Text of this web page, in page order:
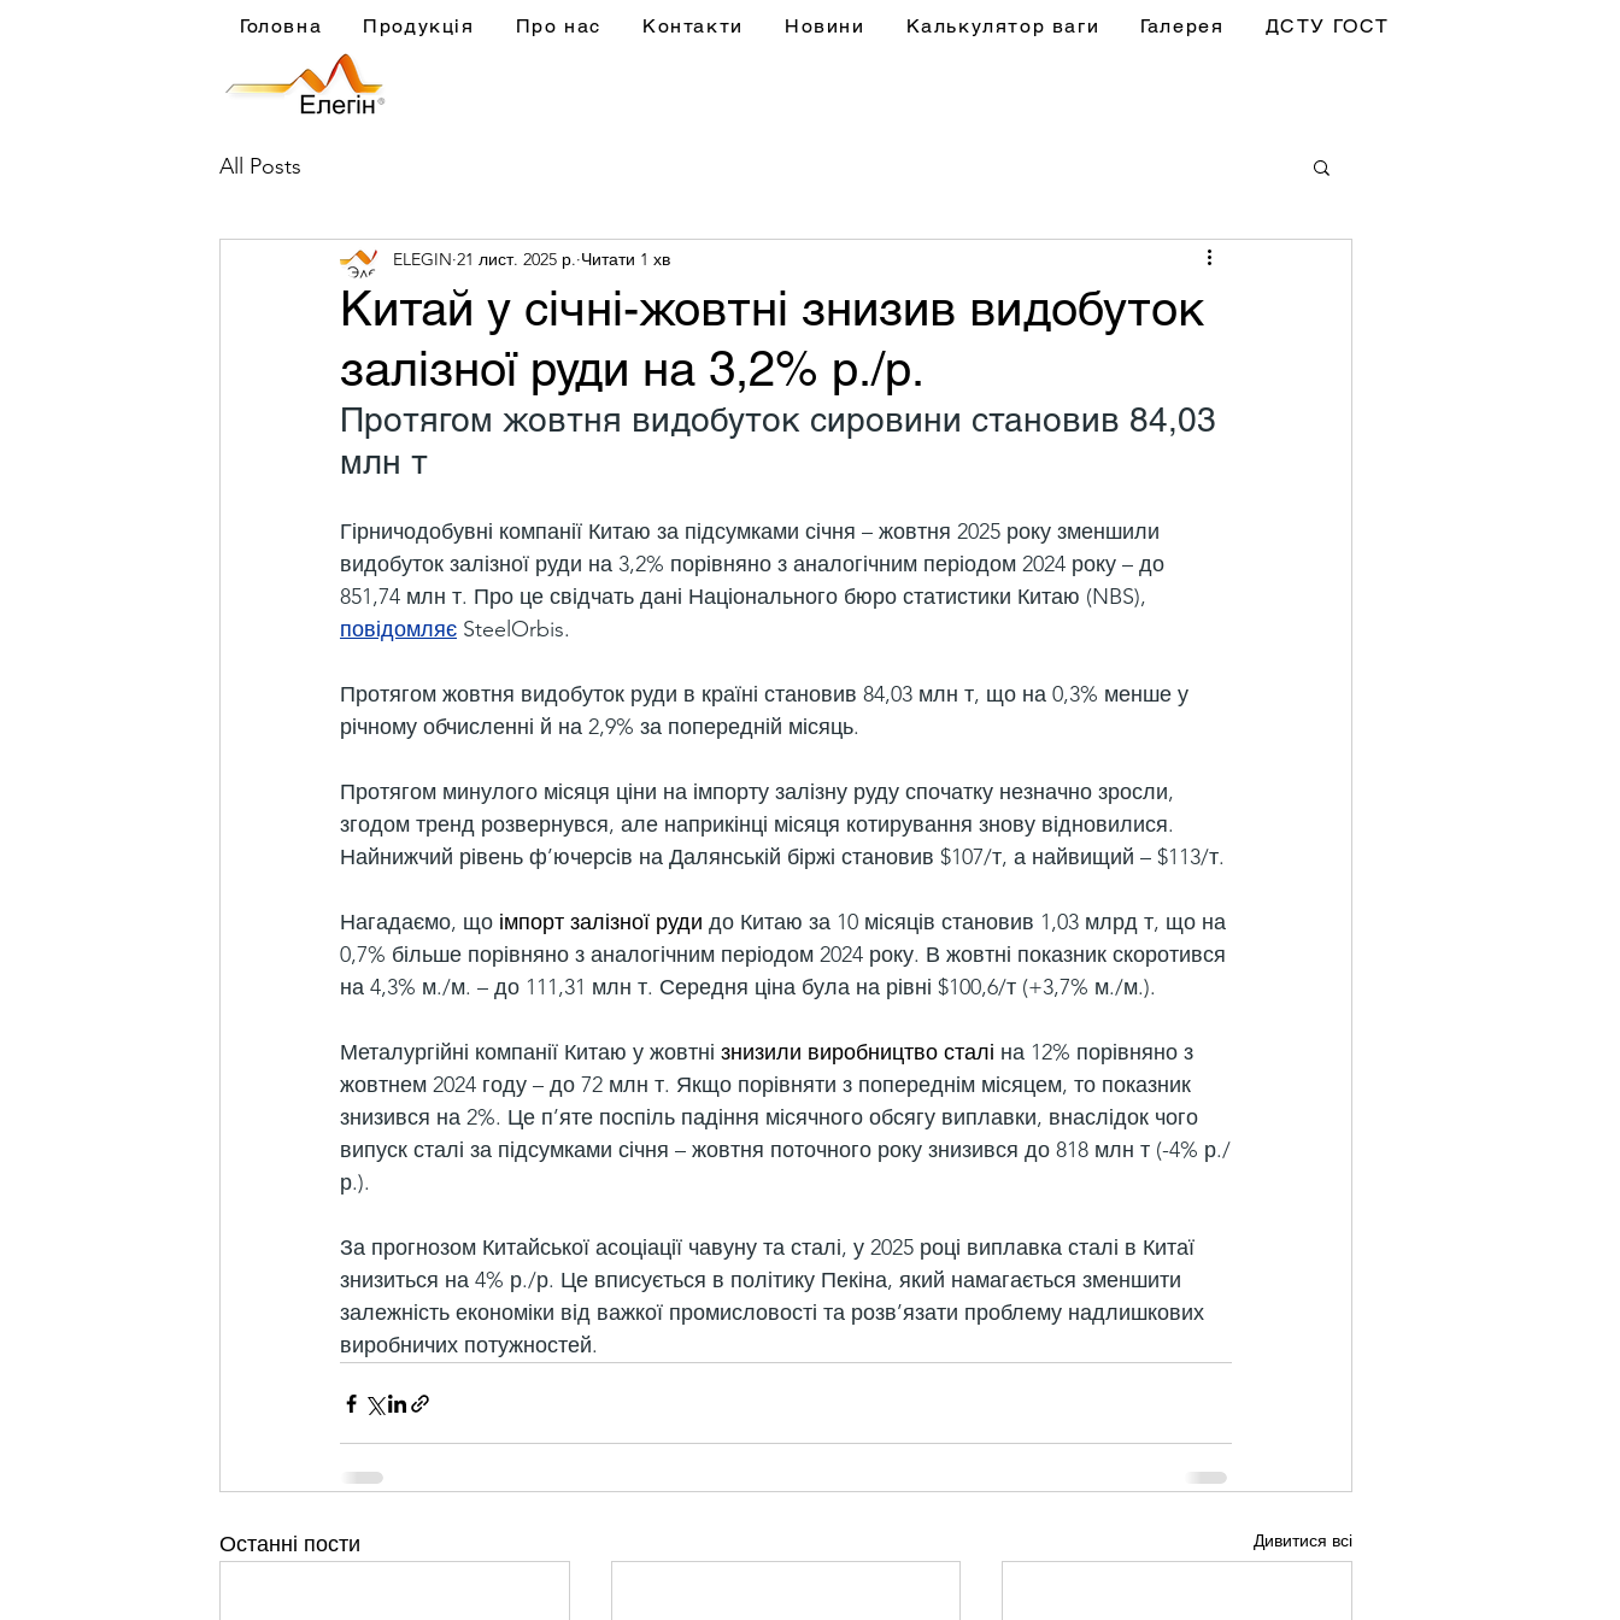
Головна Продукція Про нас Контакти Новини Калькулятор ваги Галерея ДСТУ ГОСТ
All Posts
Китай у січні-жовтні знизив видобуток
залізної руди на 3,2% р./р.
ELEGIN 21 лист. 2025 р. Читати 1 хв
Протягом жовтня видобуток сировини становив 84,03
млн т
Гірничодобувні компанії Китаю за підсумками січня – жовтня 2025 року зменшили
видобуток залізної руди на 3,2% порівняно з аналогічним періодом 2024 року – до
851,74 млн т. Про це свідчать дані Національного бюро статистики Китаю (NBS),
повідомляє SteelOrbis.
Протягом жовтня видобуток руди в країні становив 84,03 млн т, що на 0,3% менше у
річному обчисленні й на 2,9% за попередній місяць.
Протягом минулого місяця ціни на імпорту залізну руду спочатку незначно зросли,
згодом тренд розвернувся, але наприкінці місяця котирування знову відновилися.
Найнижчий рівень ф’ючерсів на Далянській біржі становив $107/т, а найвищий – $113/т.
Нагадаємо, що імпорт залізної руди до Китаю за 10 місяців становив 1,03 млрд т, що на
0,7% більше порівняно з аналогічним періодом 2024 року. В жовтні показник скоротився
на 4,3% м./м. – до 111,31 млн т. Середня ціна була на рівні $100,6/т (+3,7% м./м.).
Металургійні компанії Китаю у жовтні знизили виробництво сталі на 12% порівняно з
жовтнем 2024 году – до 72 млн т. Якщо порівняти з попереднім місяцем, то показник
знизився на 2%. Це п’яте поспіль падіння місячного обсягу виплавки, внаслідок чого
випуск сталі за підсумками січня – жовтня поточного року знизився до 818 млн т (-4% р./
р.).
За прогнозом Китайської асоціації чавуну та сталі, у 2025 році виплавка сталі в Китаї
знизиться на 4% р./р. Це вписується в політику Пекіна, який намагається зменшити
залежність економіки від важкої промисловості та розв’язати проблему надлишкових
виробничих потужностей.
Останні пости Дивитися всі